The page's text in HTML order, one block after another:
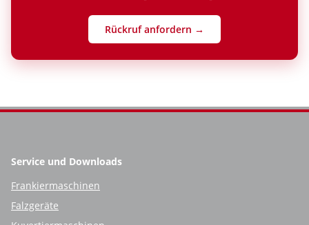
Rückruf anfordern →
Service und Downloads
Frankiermaschinen
Falzgeräte